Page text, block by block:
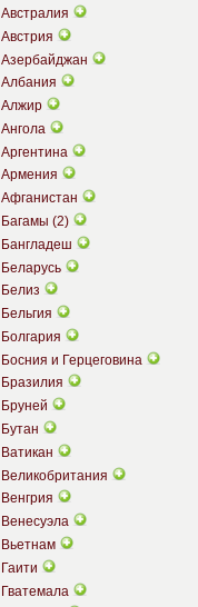
Австралия
Австрия
Азербайджан
Албания
Алжир
Ангола
Аргентина
Армения
Афганистан
Багамы (2)
Бангладеш
Беларусь
Белиз
Бельгия
Болгария
Босния и Герцеговина
Бразилия
Бруней
Бутан
Ватикан
Великобритания
Венгрия
Венесуэла
Вьетнам
Гаити
Гватемала